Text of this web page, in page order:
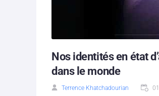
Nos identités en état
dans le monde
Terrence Khatchadourian